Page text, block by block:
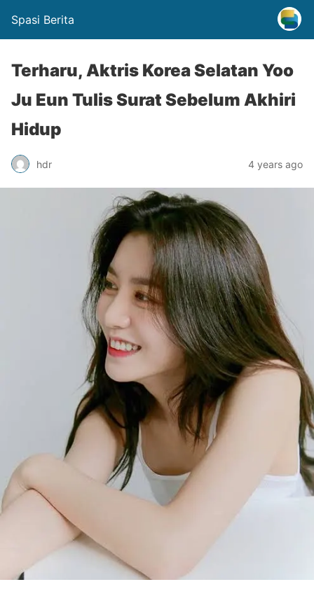
Spasi Berita
Terharu, Aktris Korea Selatan Yoo
Ju Eun Tulis Surat Sebelum Akhiri
Hidup
hdr 4 years ago